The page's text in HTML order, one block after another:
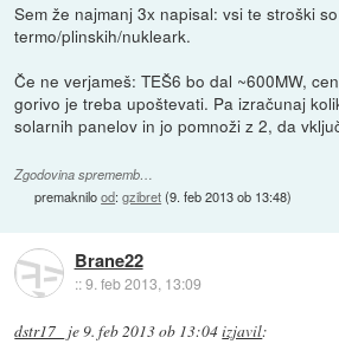
Sem že najmanj 3x napisal: vsi te stroški
termo/plinskih/nukleark.
Če ne verjameš: TEŠ6 bo dal ~600MW,
gorivo je treba upoštevati. Pa izračunaj
solarnih panelov in jo pomnoži z 2, da
Zgodovina sprememb…
premaknilood:gzibret(9. feb 2013 ob 13:48)
Brane22
::9. feb 2013, 13:09
dstr17_ je9. feb 2013 ob 13:04izjavil: